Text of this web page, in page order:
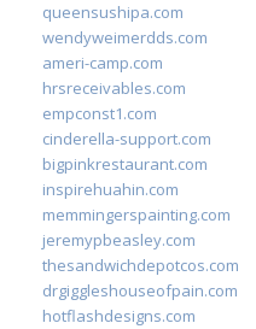
queensushipa.com
wendyweimerdds.com
ameri-camp.com
hrsreceivables.com
empconst1.com
cinderella-support.com
bigpinkrestaurant.com
inspirehuahin.com
memmingerspainting.com
jeremypbeasley.com
thesandwichdepotcos.com
drgiggleshouseofpain.com
hotflashdesigns.com